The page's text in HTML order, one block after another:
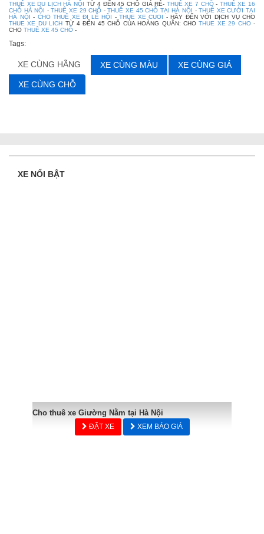
THUÊ XE DU LỊCH HÀ NỘI TỪ 4 ĐẾN 45 CHỖ GIÁ RẺ- THUÊ XE 7 CHỖ- THUÊ XE 16
CHỖ HÀ NỘI -THUÊ XE 29 CHỖ -THUÊ XE 45 CHỖ TẠI HÀ NỘI -THUÊ XE CƯỚI TẠI
HÀ NỘI - CHO THUÊ XE ĐI LỄ HỘI -THUE XE CUOI - HÃY ĐẾN VỚI DỊCH VỤ CHO
THUE XE DU LICH TỪ 4 ĐẾN 45 CHỖ CỦA HOÀNG QUÂN: CHOTHUE XE 29 CHO-
CHO THUÊ XE 45 CHỖ -
Tags:
XE CÙNG HÃNG XE CÙNG MÀU XE CÙNG GIÁ
XE CÙNG CHỖ
XE NỔI BẬT
Cho thuê xe Giường Nằm tại Hà Nội
ĐẶT XE XEM BÁO GIÁ